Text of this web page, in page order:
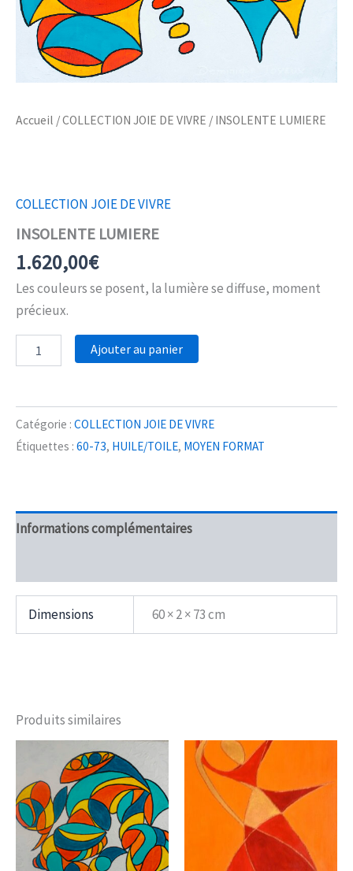
Accueil /COLLECTION JOIE DE VIVRE / INSOLENTE LUMIERE
COLLECTION JOIE DE VIVRE
INSOLENTE LUMIERE
1.620,00€
Les couleurs se posent, la lumière se diffuse, moment
précieux.
Ajouter au panier
Catégorie : COLLECTION JOIE DE VIVRE
Étiquettes : 60-73, HUILE/TOILE, MOYEN FORMAT
Informations complémentaires
Dimensions 60 × 2 × 73 cm
Produits similaires